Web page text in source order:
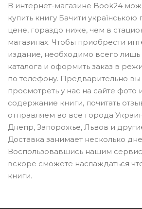
В интернет-магазине Book24
купить книгу Бачити
цене, гораздо ниже, чем в
магазинах. Чтобы приобрести
издание, необходимо всего лишь
каталога и оформить заказ в
по телефону. Предварительно
просмотреть у нас на сайте фото
содержание книги, почитать
отправляем во все города
Днепр, Запорожье, Львов и
Доставка занимает несколько
Воспользовавшись нашим
вскоре сможете наслаждаться
книги.